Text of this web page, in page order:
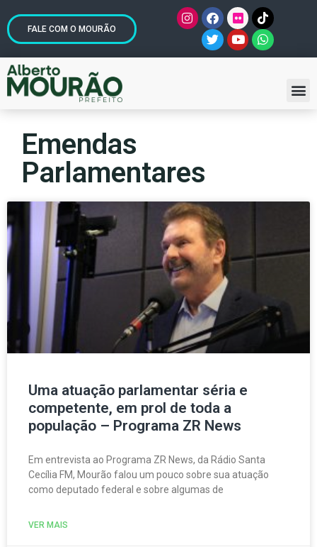
FALE COM O MOURÃO
Emendas
Parlamentares
Uma atuação parlamentar séria e
competente, em prol de toda a
população – Programa ZR News
Em entrevista ao Programa ZR News, da Rádio Santa
Cecília FM, Mourão falou um pouco sobre sua atuação
como deputado federal e sobre algumas de
VER MAIS